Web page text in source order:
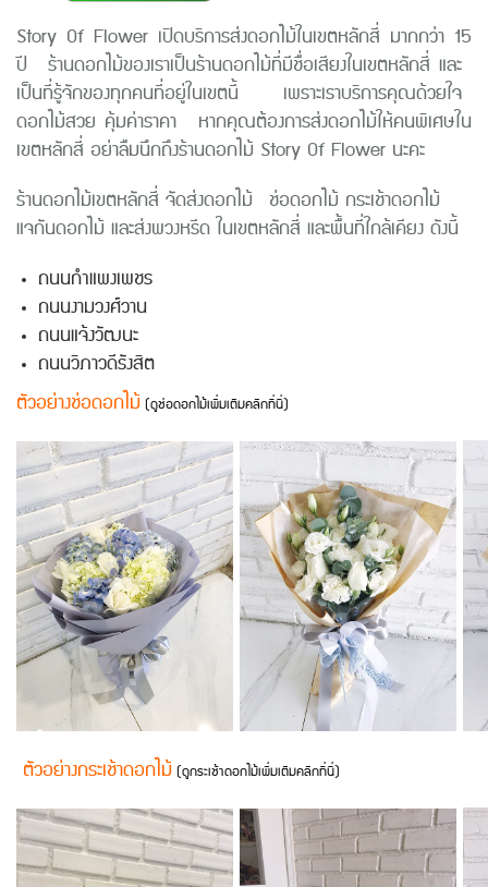
Story Of Flower เปิดบริการส่งดอกไม้ในเขตหลักสี่ มากกว่า 15
ปี ร้านดอกไม้ของเราเป็นร้านดอกไม้ที่มีชื่อเสียงในเขตหลักสี่ และ
เป็นที่รู้จักของทุกคนที่อยู่ในเขตนี้ เพราะเราบริการคุณด้วยใจ
ดอกไม้สวย คุ้มค่าราคา หากคุณต้องการส่งดอกไม้ให้คนพิเศษใน
เขตหลักสี่ อย่าลืมนึกถึงร้านดอกไม้ Story Of Flower นะคะ
ร้านดอกไม้เขตหลักสี่ จัดส่งดอกไม้ ช่อดอกไม้ กระเช้าดอกไม้
แจกันดอกไม้ และส่งพวงหรีด ในเขตหลักสี่ และพื้นที่ใกล้เคียง ดังนี้
ถนนกำแพงเพชร
ถนนงามวงศ์วาน
ถนนแจ้งวัฒนะ
ถนนวิภาวดีรังสิต
ตัวอย่างช่อดอกไม้(ดูช่อดอกไม้เพิ่มเติมคลิกที่นี่)
ตัวอย่างกระเช้าดอกไม้(ดูกระเช้าดอกไม้เพิ่มเติมคลิกที่นี่)